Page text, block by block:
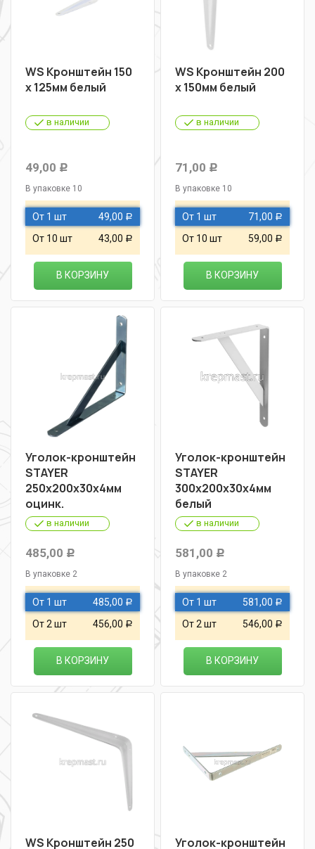
WS Кронштейн 150
х 125мм белый
в наличии
49,00 Р
В упаковке 10
От 1 шт 49,00 Р
От 10 шт 43,00 Р
В КОРЗИНУ
WS Кронштейн 200
х 150мм белый
в наличии
71,00 Р
В упаковке 10
От 1 шт 71,00 Р
От 10 шт 59,00 Р
В КОРЗИНУ
Уголок-кронштейн
STAYER
250х200х30х4мм
оцинк.
в наличии
485,00 Р
В упаковке 2
От 1 шт 485,00 Р
От 2 шт 456,00 Р
В КОРЗИНУ
Уголок-кронштейн
STAYER
300х200х30х4мм
белый
в наличии
581,00 Р
В упаковке 2
От 1 шт 581,00 Р
От 2 шт 546,00 Р
В КОРЗИНУ
WS Кронштейн 250 Уголок-кронштейн